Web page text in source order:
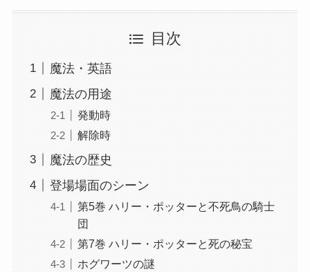
目次
魔法・英語
魔法の用途
発動時
解除時
魔法の歴史
登場場面のシーン
第5巻 ハリー・ポッターと不死鳥の騎士
団
第7巻 ハリー・ポッターと死の秘宝
ホグワーツの謎